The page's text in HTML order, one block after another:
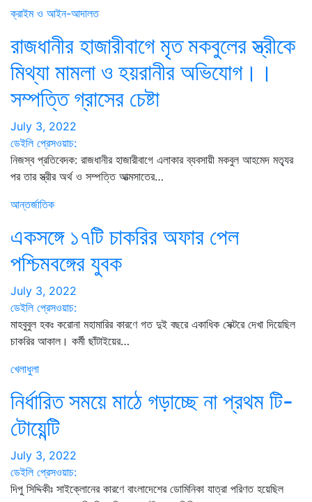
ক্রাইম ও আইন-আদালত
রাজধানীর হাজারীবাগে মৃত মকবুলের স্ত্রীকে
মিথ্যা মামলা ও হয়রানীর অভিযোগ।।
সম্পত্তি গ্রাসের চেষ্টা
July 3, 2022
ডেইলি প্রেসওয়াচ:
নিজস্ব প্রতিবেদক: রাজধানীর হাজারীবাগে এলাকার ব্যবসায়ী মকবুল আহমেদ মত্যৃর
পর তার স্ত্রীর অর্থ ও সম্পত্তি আত্মসাতের…
আন্তর্জাতিক
একসঙ্গে ১৭টি চাকরির অফার পেল
পশ্চিমবঙ্গের যুবক
July 3, 2022
ডেইলি প্রেসওয়াচ:
মাহবুবুল হকঃ করোনা মহামারির কারণে গত দুই বছরে একাধিক সেক্টরে দেখা দিয়েছিল
চাকরির আকাল। কর্মী ছাঁটাইয়ের…
খেলাধুলা
নির্ধারিত সময়ে মাঠে গড়াচ্ছে না প্রথম টি-
টোয়েন্টি
July 3, 2022
ডেইলি প্রেসওয়াচ:
দিপু সিদ্দিকীঃ সাইক্লোনের কারণে বাংলাদেশের ডোমিনিকা যাত্রা পরিণত হয়েছিল